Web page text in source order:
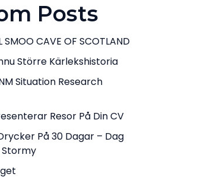
Posts
SMOO CAVE OF SCOTLAND
Större Kärlekshistoria
Situation Research
Resor På Din CV
På 30 Dagar – Dag
​​Stormy